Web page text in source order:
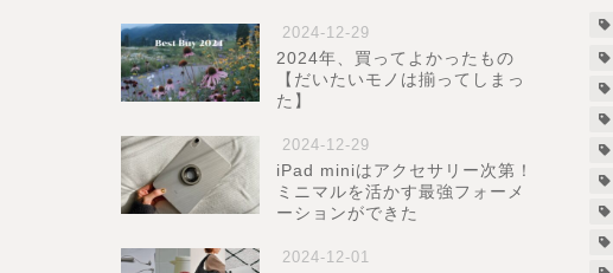
2024-12-29
2024年、買ってよかったもの
【だいたいモノは揃ってしまっ
た】
2024-12-29
iPad miniはアクセサリー次第！
ミニマルを活かす最強フォーメ
ーションができた
2024-12-01